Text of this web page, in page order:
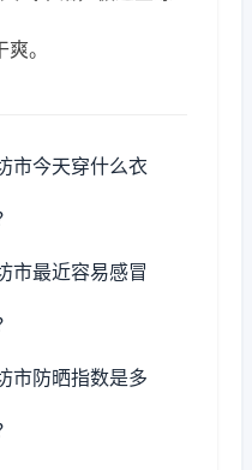
。
市今天穿什么衣
市最近容易感冒
市防晒指数是多